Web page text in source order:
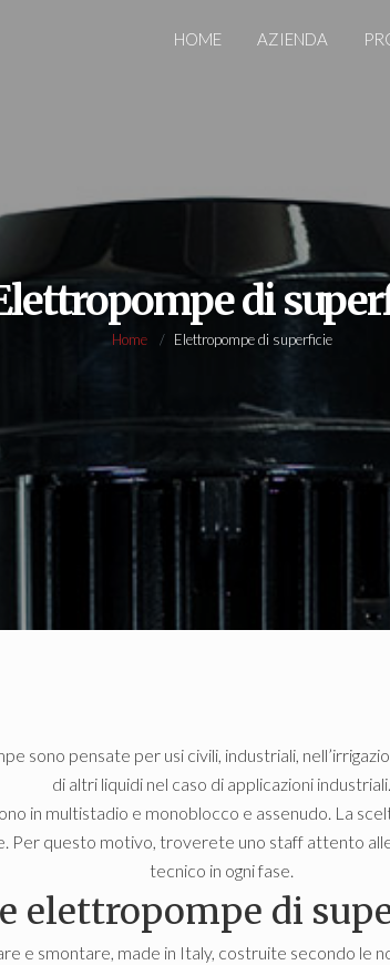
HOME AZIENDA
di
Home Elettropompe di superficie
sono pensate per usi civili, industriali,
di altri liquidi nel caso di applicazioni industriali.
in multistadio e monoblocco e assenudo. La
Per questo motivo, troverete uno staff attento
tecnico in ogni fase.
elettropompe di
e smontare, made in Italy, costruite secondo le